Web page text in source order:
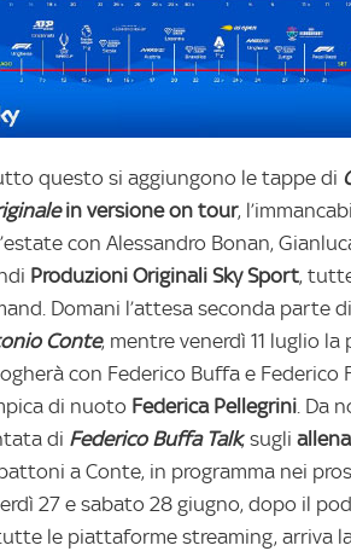
questo si aggiungono le tappe di
in versione on tour,
con Alessandro Bonan,
Produzioni Originali Sky Sport,
Domani l’attesa seconda parte di
Conte, mentre venerdì 11 luglio
con Federico Buffa e Federico
di nuoto Federica Pellegrini. Da
di Federico Buffa Talk, sugli
a Conte, in programma nei
27 e sabato 28 giugno, dopo il
le piattaforme streaming, arriva